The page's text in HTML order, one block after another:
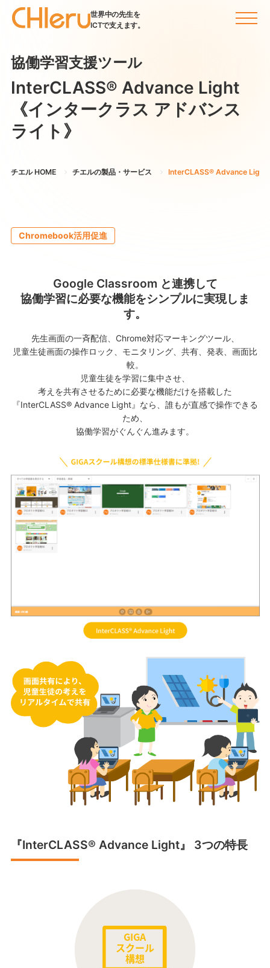
世界中の先生を
ICTで支えます。
協働学習支援ツール
InterCLASS®︎ Advance Light
《インタークラス アドバンス
ライト》
チエル HOME チエルの製品・サービス InterCLASS®︎ Advance Light
Chromebook活用促進
Google Classroom と連携して
協働学習に必要な機能をシンプルに実現しま
す。
先生画面の一斉配信、Chrome対応マーキングツール、
児童生徒画面の操作ロック、モニタリング、共有、発表、画面比
較。
児童生徒を学習に集中させ、
考えを共有させるために必要な機能だけを搭載した
『InterCLASS® Advance Light』なら、誰もが直感で操作できる
ため、
協働学習がぐんぐん進みます。
『InterCLASS® Advance Light』 3つの特長